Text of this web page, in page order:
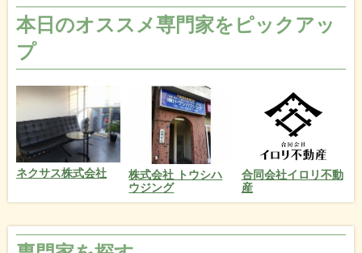
本日のオススメ専門家をピックアッ
プ
ネクサス株式会社
株式会社 トウシハ
ウジング
合同会社イロリ不動
産